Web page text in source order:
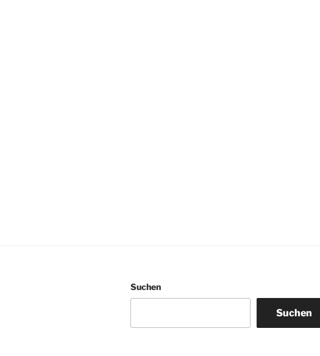
Suchen
Suchen